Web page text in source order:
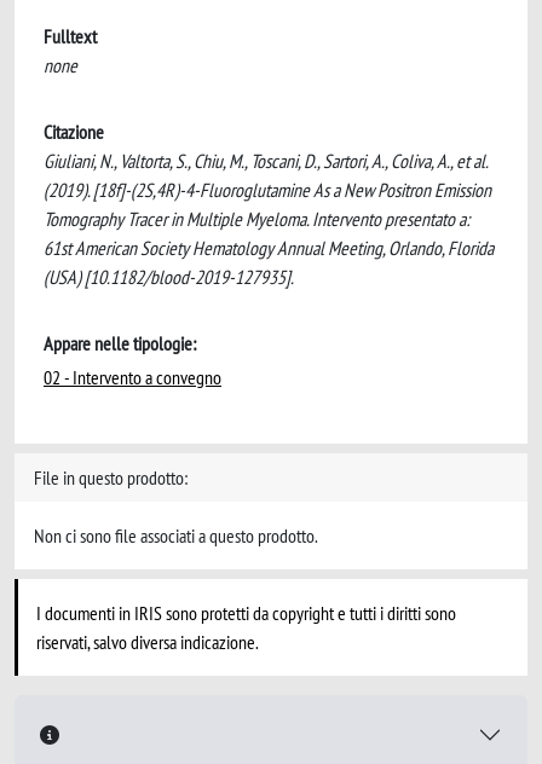
Fulltext
none
Citazione
Giuliani, N., Valtorta, S., Chiu, M., Toscani, D., Sartori, A., Coliva, A., et al.
(2019). [18f]-(2S,4R)-4-Fluoroglutamine As a New Positron Emission
Tomography Tracer in Multiple Myeloma. Intervento presentato a:
61st American Society Hematology Annual Meeting, Orlando, Florida
(USA) [10.1182/blood-2019-127935].
Appare nelle tipologie:
02 - Intervento a convegno
File in questo prodotto:
Non ci sono file associati a questo prodotto.
I documenti in IRIS sono protetti da copyright e tutti i diritti sono
riservati, salvo diversa indicazione.